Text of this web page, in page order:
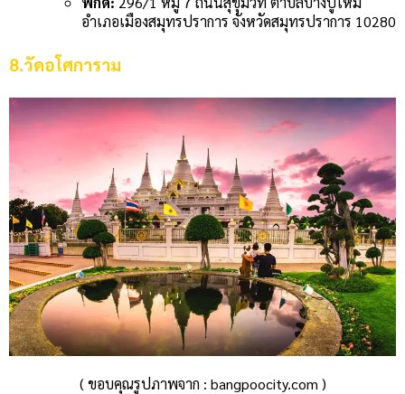
อำเภอเมืองสมุทรปราการ จังหวัดสมุทรปราการ 10280
8.วัดอโศการาม
( ขอบคุณรูปภาพจาก : bangpoocity.com )